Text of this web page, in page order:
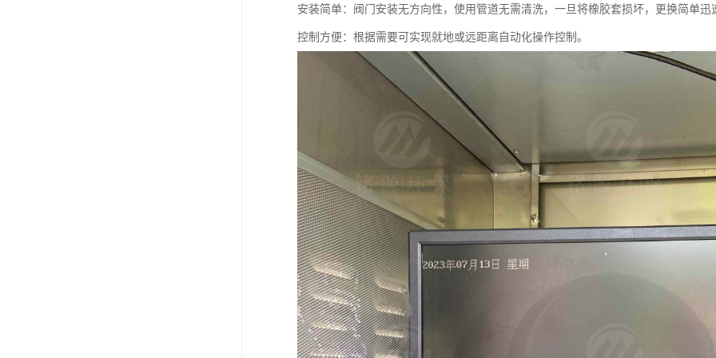
安装简单：阀门安装无方向性，使用管道无需清洗，一旦将橡胶套损坏，更换简单迅
控制方便：根据需要可实现就地或远距离自动化操作控制。